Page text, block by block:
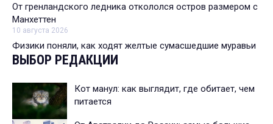
От гренландского ледника откололся остров размером с
Манхеттен
10 августа 2026
Физики поняли, как ходят желтые сумасшедшие муравьи
ВЫБОР РЕДАКЦИИ
Кот манул: как выглядит, где обитает, чем
питается